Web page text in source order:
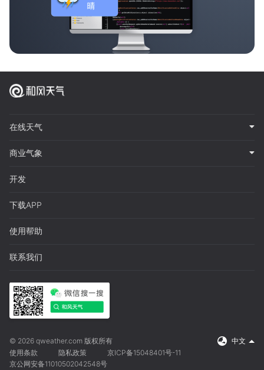
在线天气
商业气象
开发
下载APP
使用帮助
联系我们
© 2026 qweather.com 版权所有
中文
使用条款
隐私政策
京ICP备15048401号-11
京公网安备11010502042548号